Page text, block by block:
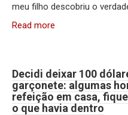
meu filho descobriu o
Read more
Decidi deixar 100
garçonete: algumas
refeição em casa,
o que havia dentro